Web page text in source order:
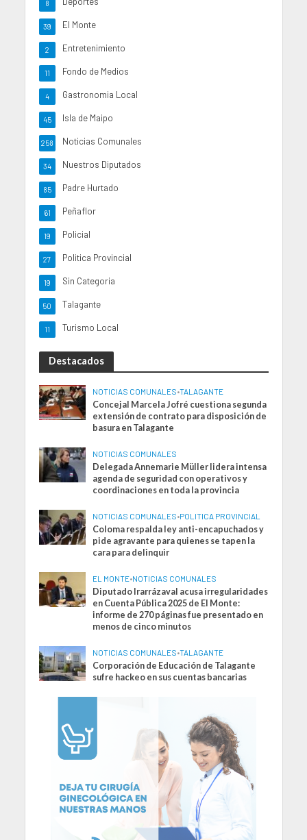
8
El Monte
39
Entretenimiento
2
Fondo de Medios
11
Gastronomia Local
4
Isla de Maipo
45
Noticias Comunales
258
Nuestros Diputados
34
Padre Hurtado
85
Peñaflor
61
Policial
19
Politica Provincial
27
Sin Categoria
19
Talagante
50
Turismo Local
11
Destacados
NOTICIAS COMUNALES•TALAGANTE
Concejal Marcela Jofré cuestiona segunda
extensión de contrato para disposición de
basura en Talagante
NOTICIAS COMUNALES
Delegada Annemarie Müller lidera intensa
agenda de seguridad con operativos y
coordinaciones en toda la provincia
NOTICIAS COMUNALES•POLITICA PROVINCIAL
Coloma respalda ley anti-encapuchados y
pide agravante para quienes se tapen la
cara para delinquir
EL MONTE•NOTICIAS COMUNALES
Diputado Irarrázaval acusa irregularidades
en Cuenta Pública 2025 de El Monte:
informe de 270 páginas fue presentado en
menos de cinco minutos
NOTICIAS COMUNALES•TALAGANTE
Corporación de Educación de Talagante
sufre hackeo en sus cuentas bancarias